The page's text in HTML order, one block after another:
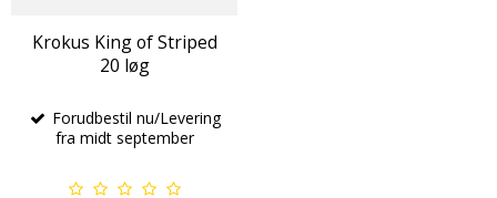
Krokus King of Striped
20 løg
Forudbestil nu/Levering
fra midt september